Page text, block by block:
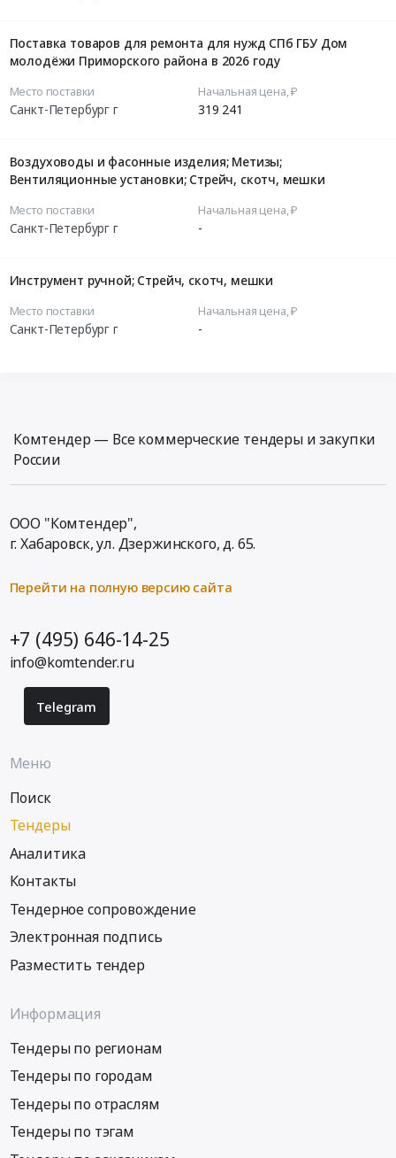
Поставка товаров для ремонта для нужд СПб ГБУ Дом
молодёжи Приморского района в 2026 году
Место поставки
Санкт-Петербург г
Начальная цена, ₽
319 241
Воздуховоды и фасонные изделия; Метизы;
Вентиляционные установки; Стрейч, скотч, мешки
Место поставки
Санкт-Петербург г
Начальная цена, ₽
-
Инструмент ручной; Стрейч, скотч, мешки
Место поставки
Санкт-Петербург г
Начальная цена, ₽
-
Комтендер — Все коммерческие тендеры и закупки
России
ООО "Комтендер",
г. Хабаровск,ул. Дзержинского, д. 65.
Перейти на полную версию сайта
+7 (495) 646-14-25
info@komtender.ru
Telegram
Меню
Поиск
Тендеры
Аналитика
Контакты
Тендерное сопровождение
Электронная подпись
Разместить тендер
Информация
Тендеры по регионам
Тендеры по городам
Тендеры по отраслям
Тендеры по тэгам